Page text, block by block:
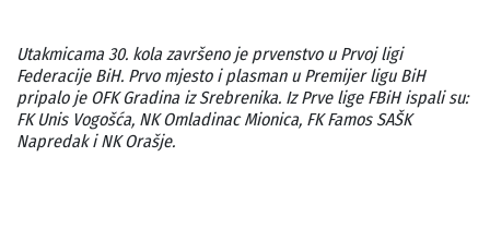
Utakmicama 30. kola završeno je prvenstvo u Prvoj ligi
Federacije BiH. Prvo mjesto i plasman u Premijer ligu BiH
pripalo je OFK Gradina iz Srebrenika. Iz Prve lige FBiH ispali su:
FK Unis Vogošća, NK Omladinac Mionica, FK Famos SAŠK
Napredak i NK Orašje.